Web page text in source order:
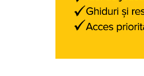
Colectia Barbie Jocul de-a Moda
Colectia insecte din lumea